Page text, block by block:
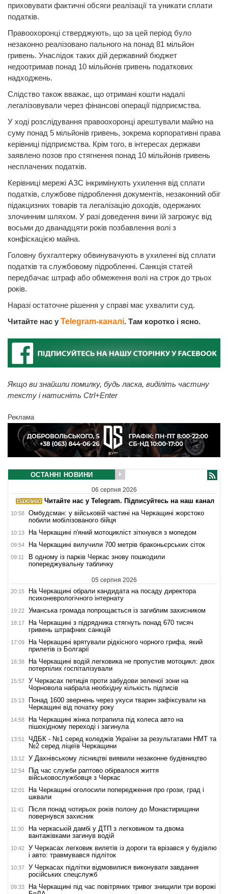
приховувати фактичні обсяги реалізації та уникати сплати
податків.
Правоохоронці стверджують, що за цей період було
незаконно реалізовано пального на понад 81 мільйон
гривень. Унаслідок таких дій державний бюджет
недоотримав понад 10 мільйонів гривень податкових
надходжень.
Слідство також вважає, що отримані кошти надалі
легалізовували через фінансові операції підприємства.
У ході розслідування правоохоронці арештували майно на
суму понад 5 мільйонів гривень, зокрема корпоративні права
керівниці підприємства. Крім того, в інтересах держави
заявлено позов про стягнення понад 10 мільйонів гривень
несплачених податків.
Керівниці мережі АЗС інкримінують ухилення від сплати
податків, службове підроблення документів, незаконний обіг
підакцизних товарів та легалізацію доходів, одержаних
злочинним шляхом. У разі доведення вини їй загрожує від
восьми до дванадцяти років позбавлення волі з
конфіскацією майна.
Головну бухгалтерку обвинувачують в ухиленні від сплати
податків та службовому підробленні. Санкція статей
передбачає штраф або обмеження волі на строк до трьох
років.
Наразі остаточне рішення у справі має ухвалити суд.
Читайте нас у Telegram-каналі. Там коротко і ясно.
Якщо ви знайшли помилку, будь ласка, виділіть частину
тексту і натисніть Ctrl+Enter
Реклама
ОСТАННІ НОВИНИ
06 серпня 2026
Читайте нас у Telegram. Підписуйтесь на наш канал
10:58
Омбудсман: у військовій частині на Черкащині жорстоко
побили мобілізованого бійця
10:13 На Черкащині п'яний мотоцикліст зіткнувся з мопедом
09:54 На Черкащині вилучили 700 метрів браконьєрських сіток
09:11
В одному із парків Черкас знову пошкодили
попереджувальну табличку
05 серпня 2026
20:15
На Черкащині обрали кандидата на посаду директора
психоневрологічного інтернату
19:22 Уманська громада попрощається із загиблим захисником
18:17
На Черкащині з підрядника стягнуть понад 670 тисяч
гривень штрафних санкцій
17:09
На Черкащині врятували рідкісного чорного грифа, який
прилетів із Болгарії
16:38
На Черкащині водій легковика не пропустив мотоцикл: двох
потерпілих госпіталізували
15:57
У Черкасах петиція проти забудови зеленої зони на
Чорновола набрала необхідну кількість підписів
15:13
Понад 1600 звернень через укуси тварин зафіксували на
Черкащині від початку року
14:58
На Черкащині жінка потрапила під колеса авто на
пішохідному переході і загинула
13:51
ЧДБК - №1 серед коледжів України за результатами НМТ та
№2 серед ліцеїв Черкащини
13:12 У Дахнівському лісництві виявили незаконне будівництво
12:54
Під час служби раптово обірвалося життя
військовослужбовця з Черкас
12:01
На Черкащині оголосили попередження про грози, град і
шквали
11:41
Після понад чотирьох років полону до Монастирищини
повернувся захисник
11:30
На черкаській дамбі у ДТП з легковиком та двома
вантажівками загинув водій
10:42
У Черкасах легковик вилетів із дороги та врізався у будівлю
і авто: травмувався підліток
10:37
У Черкасах підлітки відмовилися виконувати завдання
російських спецслужб
09:33
На Черкащині під час повітряних тривог знищили три ворожі